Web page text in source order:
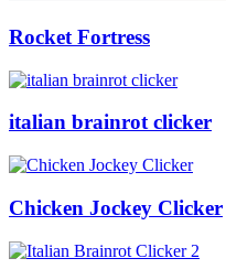
Rocket Fortress
italian brainrot clicker
Chicken Jockey Clicker